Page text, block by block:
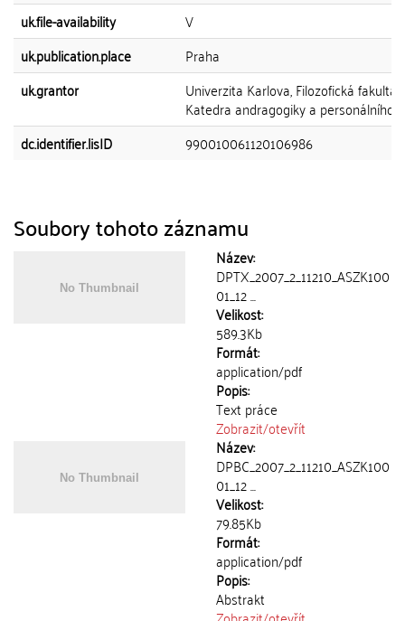
uk.file-availability
V
uk.publication.place
Praha
uk.grantor
Univerzita Karlova, Filozofická fakulta,
Katedra andragogiky a personálního
dc.identifier.lisID
990010061120106986
Soubory tohoto záznamu
Název:
DPTX_2007_2_11210_ASZK100
01_12 ...
Velikost:
589.3Kb
Formát:
application/pdf
Popis:
Text práce
Zobrazit/otevřít
Název:
DPBC_2007_2_11210_ASZK100
01_12 ...
Velikost:
79.85Kb
Formát:
application/pdf
Popis:
Abstrakt